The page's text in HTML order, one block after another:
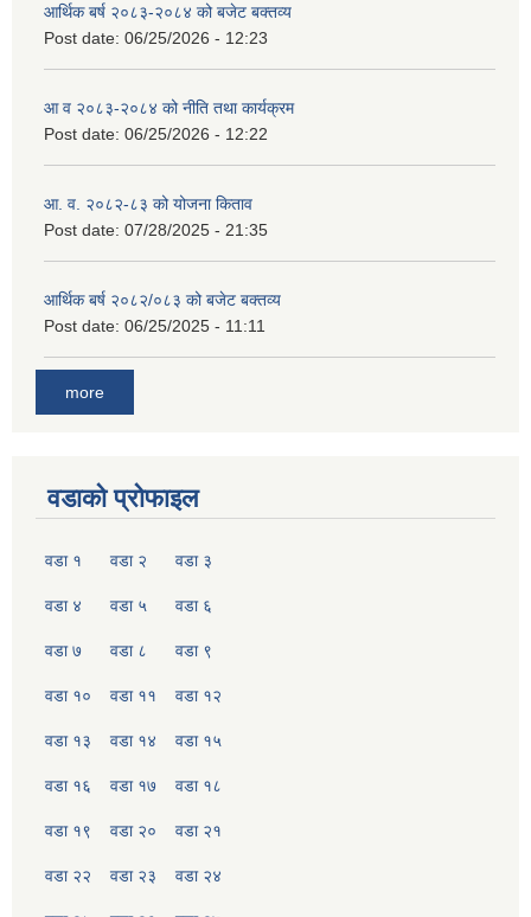
आर्थिक बर्ष २०८३-२०८४ को बजेट बक्तव्य
Post date: 06/25/2026 - 12:23
आ व २०८३-२०८४ को नीति तथा कार्यक्रम
Post date: 06/25/2026 - 12:22
आ. व. २०८२-८३ को योजना किताव
Post date: 07/28/2025 - 21:35
आर्थिक बर्ष २०८२/०८३ को बजेट बक्तव्य
Post date: 06/25/2025 - 11:11
more
वडाको प्रोफाइल
वडा १ वडा २ वडा ३
वडा ४ वडा ५ वडा ६
वडा ७ वडा ८ वडा ९
वडा १० वडा ११ वडा १२
वडा १३ वडा १४ वडा १५
वडा १६ वडा १७ वडा १८
वडा १९ वडा २० वडा २१
वडा २२ वडा २३ वडा २४